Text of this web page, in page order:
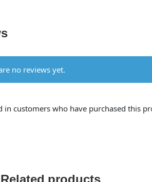
no reviews yet.
in customers who have purchased this